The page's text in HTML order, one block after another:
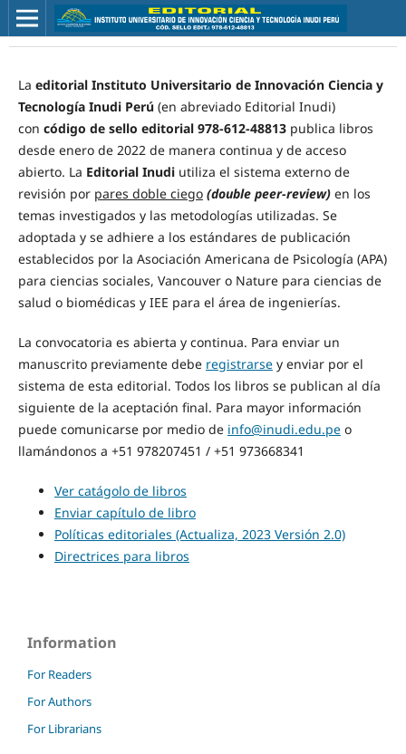
La editorial Instituto Universitario de Innovación Ciencia y
Tecnología Inudi Perú(en abreviado Editorial Inudi)
con código de sello editorial 978-612-48813publica libros
desde enero de 2022 de manera continua y de acceso
abierto. La Editorial Inudi utiliza el sistema externo de
revisión por pares doble ciego (double peer-review)en los
temas investigados y las metodologías utilizadas. Se
adoptada y se adhiere a los estándares de publicación
establecidos por la Asociación Americana de Psicología (APA)
para ciencias sociales, Vancouver o Nature para ciencias de
salud o biomédicas y IEE para el área de ingenierías.
La convocatoria es abierta y continua. Para enviar un
manuscrito previamente debe registrarsey enviar por el
sistema de esta editorial. Todos los libros se publican al día
siguiente de la aceptación final. Para mayor información
puede comunicarse por medio de info@inudi.edu.peo
llamándonos a +51 978207451 / +51 973668341
Ver catágolo de libros
Enviar capítulo de libro
Políticas editoriales (Actualiza, 2023 Versión 2.0)
Directrices para libros
Information
For Readers
For Authors
For Librarians